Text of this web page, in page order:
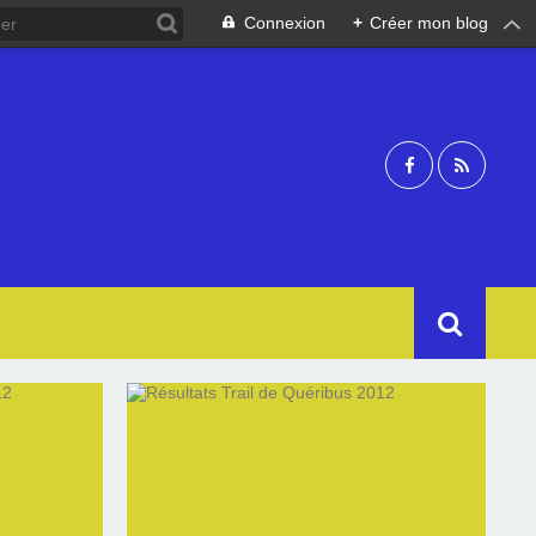
Connexion + Créer mon blog